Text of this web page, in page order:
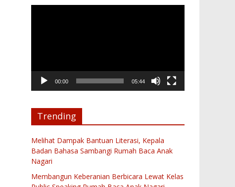
00:00 05:44
Trending
Melihat Dampak Bantuan Literasi, Kepala
Badan Bahasa Sambangi Rumah Baca Anak
Nagari
Membangun Keberanian Berbicara Lewat Kelas